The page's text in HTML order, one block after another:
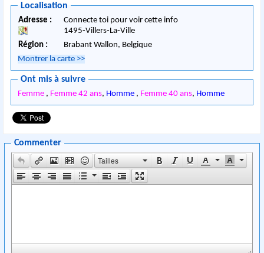
Localisation
Adresse :
Connecte toi pour voir cette info
1495-Villers-La-Ville
Région :
Brabant Wallon, Belgique
Montrer la carte >>
Ont mis à suivre
Femme , Femme 42 ans, Homme , Femme 40 ans, Homme
Commenter
Tailles